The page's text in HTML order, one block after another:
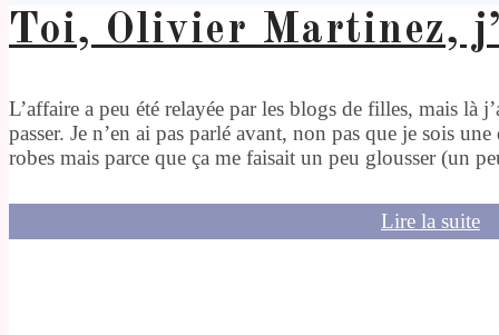
Toi, Olivier Martinez,
L’affaire a peu été relayée par les blogs de filles, mais là
passer. Je n’en ai pas parlé avant, non pas que je sois
robes mais parce que ça me faisait un peu glousser (un
Lire la suite